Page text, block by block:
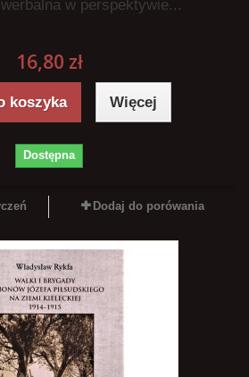
w perspektywie...
16,80 zł
koszyka Więcej
Dostępna
Dodaj do porówania